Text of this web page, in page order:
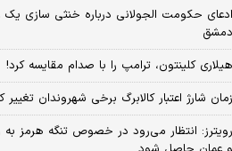
ادعای حکومت الجولانی درباره خنثی سازی یک
دمشق
هیلاری کلینتون، ترامپ را با صدام مقایسه کرد!
زمان شارژ اعتبار کالابرگ برخی شهروندان تغییر
رویترز: انتظار می‌رود در خصوص تنگه هرمز به